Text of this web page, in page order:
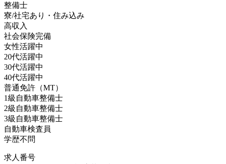
整備士
寮/社宅あり・住み込み
高収入
社会保険完備
女性活躍中
20代活躍中
30代活躍中
40代活躍中
普通免許（MT）
1級自動車整備士
2級自動車整備士
3級自動車整備士
自動車検査員
学歴不問
求人番号